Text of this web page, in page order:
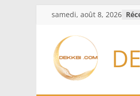
Passer
contenu
samedi, août 8, 2026